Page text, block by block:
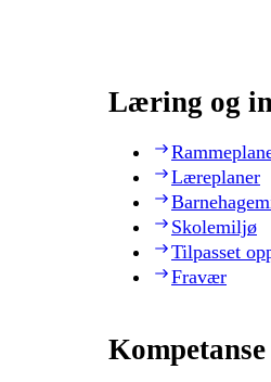
Læring og
Læreplaner
Skolemiljø
Tilpasset
Fravær